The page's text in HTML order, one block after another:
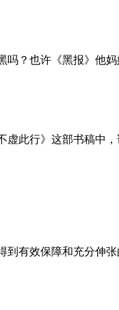
？也许《黑报》他妈
虚此行》这部书稿
有效保障和充分伸